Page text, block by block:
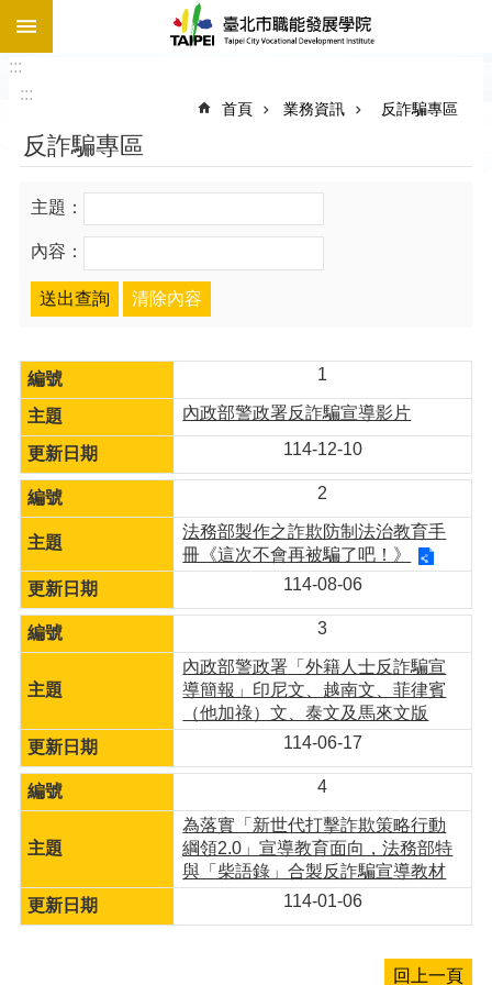
跳到主要內容區塊
:::
:::
首頁 業務資訊 反詐騙專區
反詐騙專區
主題：
內容：
1
內政部警政署反詐騙宣導影片
114-12-10
2
法務部製作之詐欺防制法治教育手
冊《這次不會再被騙了吧！》
114-08-06
3
內政部警政署「外籍人士反詐騙宣
導簡報」印尼文、越南文、菲律賓
（他加祿）文、泰文及馬來文版
114-06-17
4
為落實「新世代打擊詐欺策略行動
綱領2.0」宣導教育面向，法務部特
與「柴語錄」合製反詐騙宣導教材
114-01-06
回上一頁